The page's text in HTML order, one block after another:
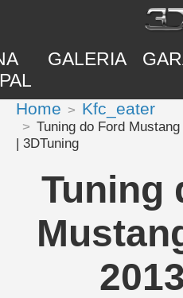
GALERIA
Home Kfc_eater
Tuning do Ford
| 3DTuning
Tuning